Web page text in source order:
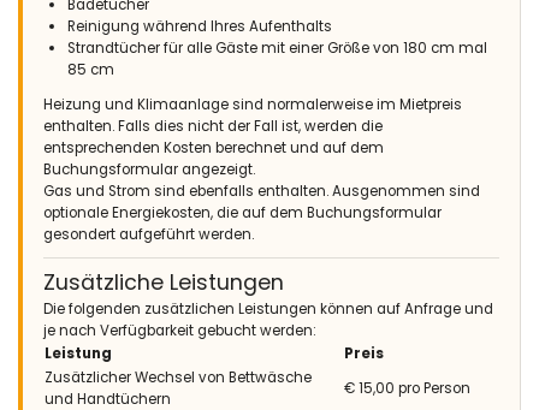
von Gro :
(Originaltext)
A very quiet area but close to the Arenal and supermarkets.A
great villa with all day sun, but plenty of shady areas.
A lovely villa. Great pool and large enough for swimming and
diving., The comfiest sun beds. A very nice garden. The villa
was clean. We were a mixed family group, Grandma, grandad,
mum ,dad, and 2 teenage boys 15 and 17 years old, so the villa
was perfect for us. The granparents could have the top floor
room which they loved. We also loved the comfy, cool porch
area for sitting and dining. The air conditioning was much
appreciated. We had a fantastic holiday and would love to
return to Villa Luna again.
Badetücher
Reinigung während Ihres Aufenthalts
Strandtücher für alle Gäste mit einer Größe von 180 cm mal
85 cm
Heizung und Klimaanlage sind normalerweise im Mietpreis
enthalten. Falls dies nicht der Fall ist, werden die
entsprechenden Kosten berechnet und auf dem
Buchungsformular angezeigt.
Gas und Strom sind ebenfalls enthalten. Ausgenommen sind
optionale Energiekosten, die auf dem Buchungsformular
gesondert aufgeführt werden.
Zusätzliche Leistungen
Die folgenden zusätzlichen Leistungen können auf Anfrage und
je nach Verfügbarkeit gebucht werden:
Leistung
Preis
Zusätzlicher Wechsel von Bettwäsche
und Handtüchern
€ 15,00 pro Person